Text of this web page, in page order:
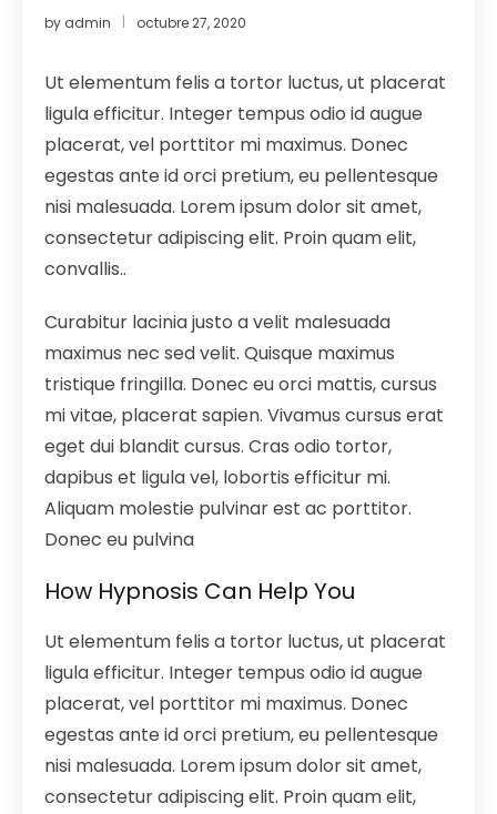
by admin octubre 27, 2020
Ut elementum felis a tortor luctus, ut placerat
ligula efficitur. Integer tempus odio id augue
placerat, vel porttitor mi maximus. Donec
egestas ante id orci pretium, eu pellentesque
nisi malesuada. Lorem ipsum dolor sit amet,
consectetur adipiscing elit. Proin quam elit,
convallis..
Curabitur lacinia justo a velit malesuada
maximus nec sed velit. Quisque maximus
tristique fringilla. Donec eu orci mattis, cursus
mi vitae, placerat sapien. Vivamus cursus erat
eget dui blandit cursus. Cras odio tortor,
dapibus et ligula vel, lobortis efficitur mi.
Aliquam molestie pulvinar est ac porttitor.
Donec eu pulvina
How Hypnosis Can Help You
Ut elementum felis a tortor luctus, ut placerat
ligula efficitur. Integer tempus odio id augue
placerat, vel porttitor mi maximus. Donec
egestas ante id orci pretium, eu pellentesque
nisi malesuada. Lorem ipsum dolor sit amet,
consectetur adipiscing elit. Proin quam elit,